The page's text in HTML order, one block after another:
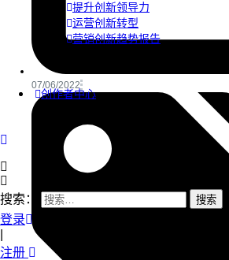
提升创新领导力
运营创新转型
营销创新趋势报告
创作者中心
搜索：
登录
注册
07/06/2022